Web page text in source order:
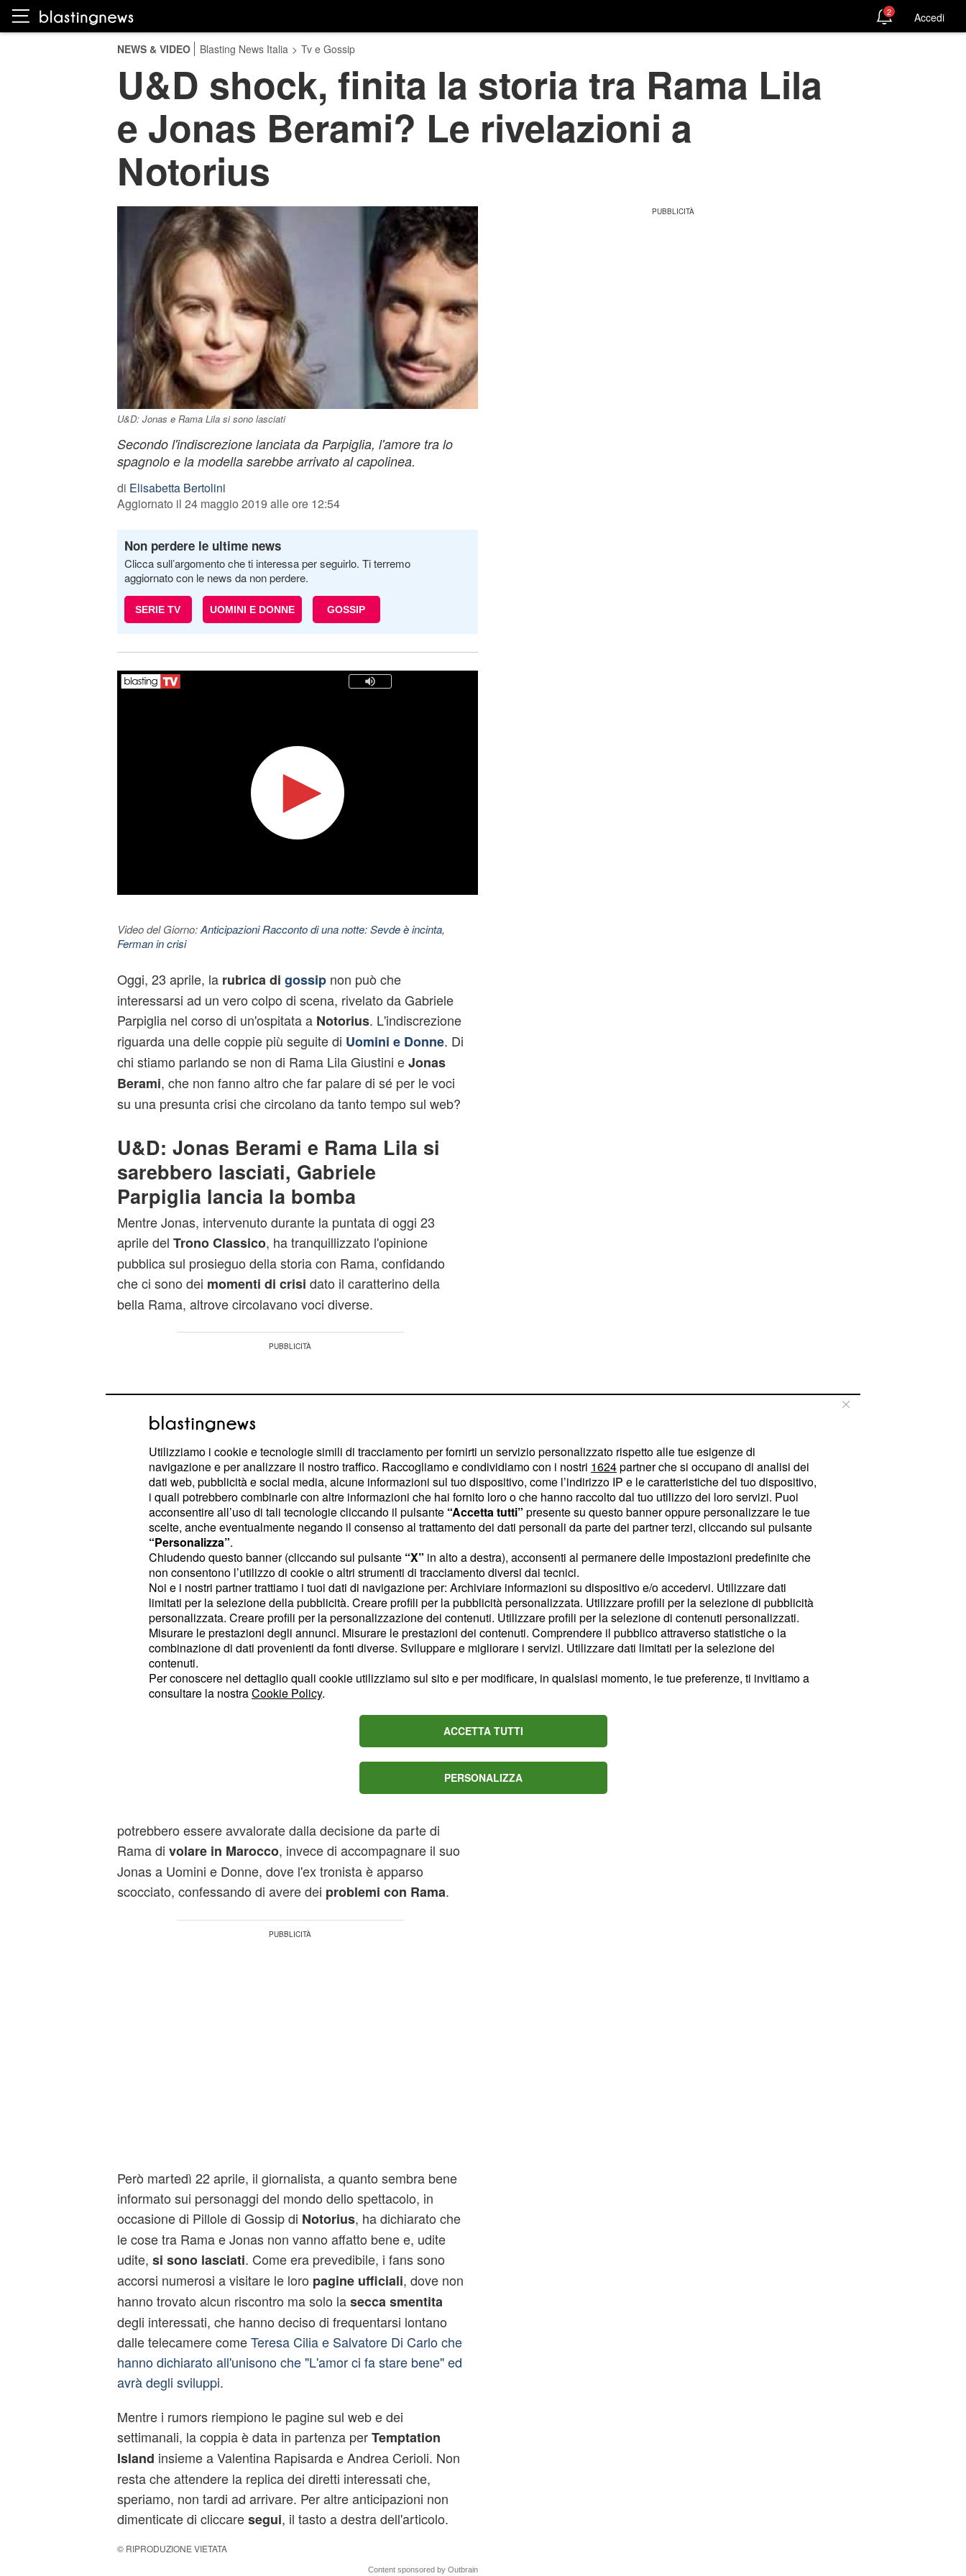
2 Accedi
NEWS & VIDEO Blasting News Italia > Tv e Gossip
U&D shock, finita la storia tra Rama Lila
e Jonas Berami? Le rivelazioni a
Notorius
U&D: Jonas e Rama Lila si sono lasciati
Secondo l'indiscrezione lanciata da Parpiglia, l'amore tra lo
spagnolo e la modella sarebbe arrivato al capolinea.
di Elisabetta Bertolini
Aggiornato il 24 maggio 2019 alle ore 12:54
Non perdere le ultime news
Clicca sull’argomento che ti interessa per seguirlo. Ti terremo
aggiornato con le news da non perdere.
SERIE TV UOMINI E DONNE GOSSIP
Video del Giorno:Anticipazioni Racconto di una notte: Sevde è incinta,
Ferman in crisi
Oggi, 23 aprile, la rubrica di gossipnon può che
interessarsi ad un vero colpo di scena, rivelato da Gabriele
Parpiglia nel corso di un'ospitata a Notorius. L'indiscrezione
riguarda una delle coppie più seguite di Uomini e Donne. Di
chi stiamo parlando se non di Rama Lila Giustini eJonas
Berami, che non fanno altro che far palare di sé per le voci
su una presunta crisi che circolano da tanto tempo sul web?
U&D: Jonas Berami e Rama Lila si
sarebbero lasciati, Gabriele
Parpiglia lancia la bomba
Mentre Jonas, intervenuto durante la puntata di oggi 23
aprile del Trono Classico, ha tranquillizzato l'opinione
pubblica sul prosieguo della storia con Rama, confidando
che ci sono dei momenti di crisi dato il caratterino della
bella Rama, altrove circolavano voci diverse.
Il giornalistaGabriele Parpigliaha lanciato una vera
bomba, durante un'ospitata a Notorius suItalia 1 che tra
l'altro ha chiuso About Love, il nuovo programma di
Federico Moccia, per il bassissimo share registrato.
notiziaallarmante che in breve tempo ha fatto il giro
andata con un gruppo di amici in America, lasciando l'ex
tronista a leccarsi le ferite, sebbene in seguito sia andata a
Peccato, però, che lui fosse impegnato in
potrebbero essere avvalorate dalla decisione da parte di
Rama di volare in Marocco, invece di accompagnare il suo
Jonas a Uomini e Donne, dove l'ex tronista è apparso
scocciato, confessando di avere dei problemi con Rama.
Però martedì 22 aprile, il giornalista, a quanto sembra bene
informato sui personaggi del mondo dello spettacolo, in
occasione di Pillole di Gossip di Notorius, ha dichiarato che
le cose tra Rama e Jonas non vanno affatto bene e, udite
udite, si sono lasciati. Come era prevedibile, i fans sono
accorsi numerosi a visitare le loro pagine ufficiali, dove non
hanno trovato alcun riscontro ma solo lasecca smentita
degli interessati, che hanno deciso di frequentarsi lontano
dalle telecamere comeTeresa Cilia e Salvatore Di Carlo che
hanno dichiarato all'unisono che "L'amor ci fa stare bene" ed
avrà degli sviluppi.
Mentre i rumors riempiono le pagine sul web e dei
settimanali, la coppia è data in partenza perTemptation
Island insieme a Valentina Rapisarda e Andrea Cerioli. Non
resta che attendere la replica dei diretti interessati che,
speriamo, non tardi ad arrivare. Per altre anticipazioni non
dimenticate di cliccaresegui, il tasto a destra dell'articolo.
© RIPRODUZIONE VIETATA
Content sponsored by Outbrain
Utilizziamo i cookie e tecnologie simili di tracciamento per fornirti un servizio personalizzato rispetto alle tue esigenze di
navigazione e per analizzare il nostro traffico. Raccogliamo e condividiamo con i nostri 1624partner che si occupano di analisi dei
dati web, pubblicità e social media, alcune informazioni sul tuo dispositivo, come l’indirizzo IP e le caratteristiche del tuo dispositivo,
i quali potrebbero combinarle con altre informazioni che hai fornito loro o che hanno raccolto dal tuo utilizzo dei loro servizi. Puoi
acconsentire all’uso di tali tecnologie cliccando il pulsante “Accetta tutti” presente su questo banner oppure personalizzare le tue
scelte, anche eventualmente negando il consenso al trattamento dei dati personali da parte dei partner terzi, cliccando sul pulsante
“Personalizza”.
Chiudendo questo banner (cliccando sul pulsante “X” in alto a destra), acconsenti al permanere delle impostazioni predefinite che
non consentono l’utilizzo di cookie o altri strumenti di tracciamento diversi dai tecnici.
Noi e i nostri partner trattiamo i tuoi dati di navigazione per: Archiviare informazioni su dispositivo e/o accedervi. Utilizzare dati
limitati per la selezione della pubblicità. Creare profili per la pubblicità personalizzata. Utilizzare profili per la selezione di pubblicità
personalizzata. Creare profili per la personalizzazione dei contenuti. Utilizzare profili per la selezione di contenuti personalizzati.
Misurare le prestazioni degli annunci. Misurare le prestazioni dei contenuti. Comprendere il pubblico attraverso statistiche o la
combinazione di dati provenienti da fonti diverse. Sviluppare e migliorare i servizi. Utilizzare dati limitati per la selezione dei
contenuti.
Per conoscere nel dettaglio quali cookie utilizziamo sul sito e per modificare, in qualsiasi momento, le tue preferenze, ti invitiamo a
consultare la nostraCookie Policy.
ACCETTA TUTTI
PERSONALIZZA